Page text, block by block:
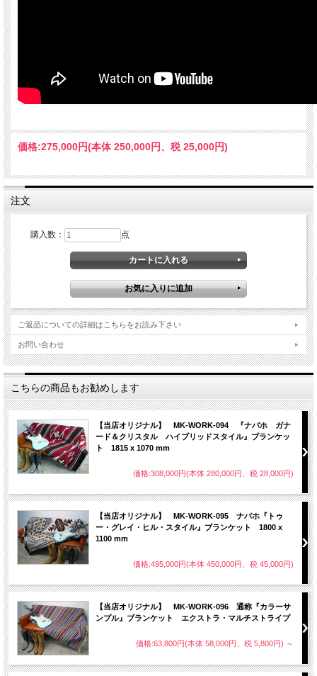
価格:275,000円(本体 250,000円、税 25,000円)
注文
購入数： 点
ご返品についての詳細はこちらをお読み下さい
お問い合わせ
こちらの商品もお勧めします
【当店オリジナル】 MK-WORK-094 『ナバホ ガナ
ード＆クリスタル ハイブリッドスタイル』ブランケッ
ト 1815 x 1070 mm
価格:308,000円(本体 280,000円、税 28,000円)
【当店オリジナル】 MK-WORK-095 ナバホ『トゥ
ー・グレイ・ヒル・スタイル』ブランケット 1800 x
1100 mm
価格:495,000円(本体 450,000円、税 45,000円)
【当店オリジナル】 MK-WORK-096 通称『カラーサ
ンプル』ブランケット エクストラ・マルチストライプ
価格:63,800円(本体 58,000円、税 5,800円) ～